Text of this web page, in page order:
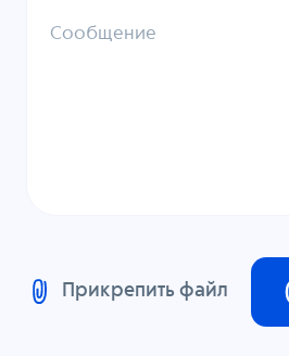
Сообщение
Прикрепить файл